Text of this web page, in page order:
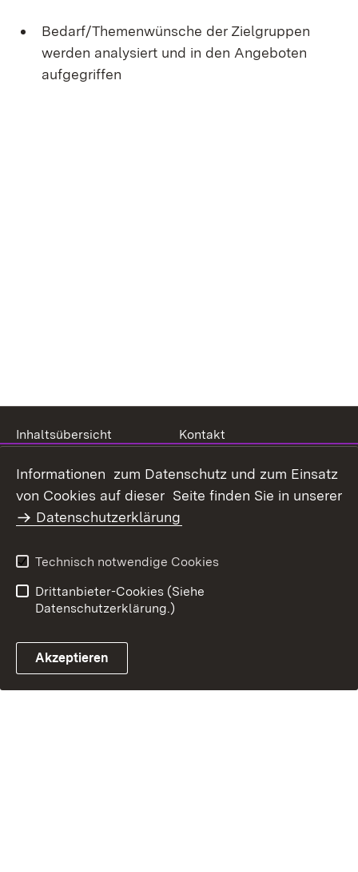
Bedarf/Themenwünsche der Zielgruppen
werden analysiert und in den Angeboten
aufgegriffen
Inhaltsübersicht
Kontakt
Barrierefreiheit
Benutzungshinweise
Impressum
Informationen zum Datenschutz und zum Einsatz
von Cookies auf dieser Seite finden Sie in unserer
Datenschutzerklärung
Technisch notwendige Cookies
Drittanbieter-Cookies (Siehe
Datenschutzerklärung.)
Akzeptieren